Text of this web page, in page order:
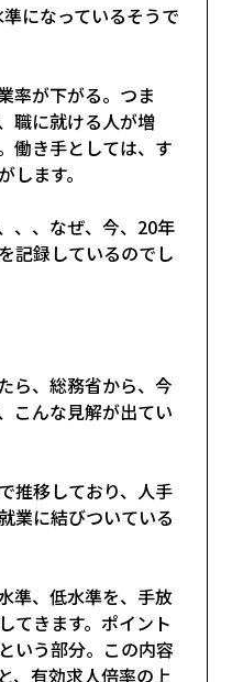
になっているそうで
率が下がる。つま
職に就ける人が増
働き手としては、す
ます。
、、なぜ、今、20年
記録しているのでし
ら、総務省から、今
こんな見解が出てい
推移しており、人手
業に結びついている
準、低水準を、手放
てきます。ポイント
いう部分。この内容
、有効求人倍率の上